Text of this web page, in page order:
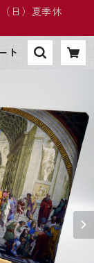
日）夏季休
ト